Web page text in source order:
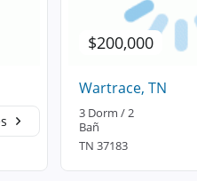
$200,000
Wartrace, TN
3 Dorm / 2
Bañ
TN 37183